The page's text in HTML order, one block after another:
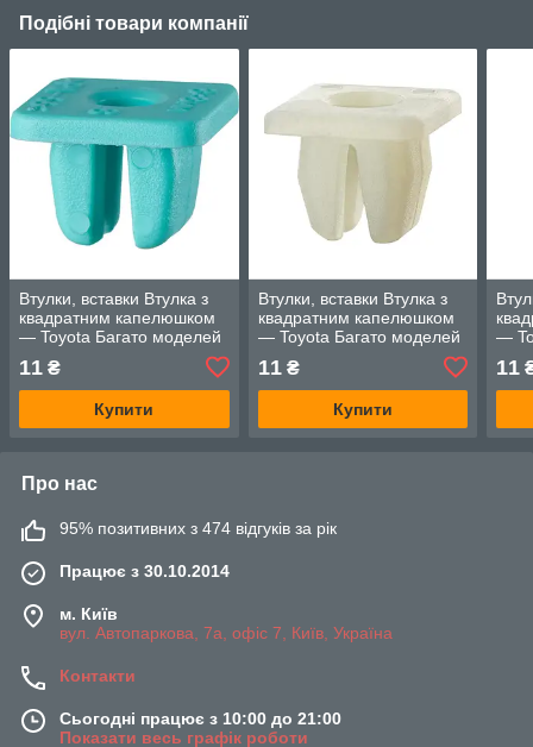
Подібні товари компанії
Втулки, вставки Втулка з
квадратним капелюшком
— Toyota Багато моделей
11 ₴
Купити
Втулки, вставки Втулка з
квадратним капелюшком
— Toyota Багато моделей
11₴
Купити
—
11
Про нас
95% позитивних з 474 відгуків за рік
Працює з 30.10.2014
м. Київ
вул. Автопаркова, 7а, офіс 7, Київ, Україна
Контакти
Сьогодні працює з 10:00 до 21:00
Показати весь графік роботи